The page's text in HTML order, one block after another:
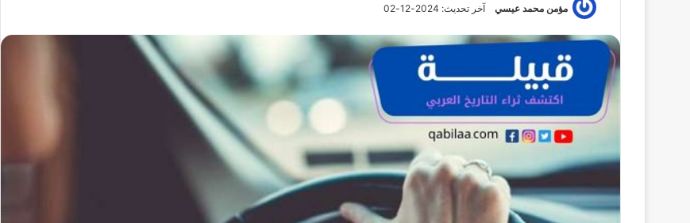
مؤمن محمد عيسي آخر تحديث: 2024-12-02